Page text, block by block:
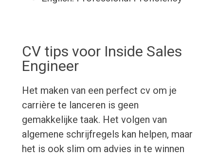
CV tips voor Inside Sales
Engineer
Het maken van een perfect cv om je
carrière te lanceren is geen
gemakkelijke taak. Het volgen van
algemene schrijfregels kan helpen, maar
het is ook slim om advies in te winnen